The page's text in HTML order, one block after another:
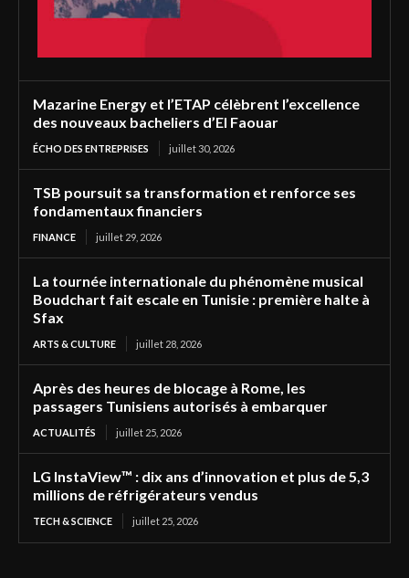
Mazarine Energy et l’ETAP célèbrent l’excellence
des nouveaux bacheliers d’El Faouar
ÉCHO DES ENTREPRISES juillet 30, 2026
TSB poursuit sa transformation et renforce ses
fondamentaux financiers
FINANCE juillet 29, 2026
La tournée internationale du phénomène musical
Boudchart fait escale en Tunisie : première halte à
Sfax
ARTS & CULTURE juillet 28, 2026
Après des heures de blocage à Rome, les
passagers Tunisiens autorisés à embarquer
ACTUALITÉS juillet 25, 2026
LG InstaView™ : dix ans d’innovation et plus de 5,3
millions de réfrigérateurs vendus
TECH & SCIENCE juillet 25, 2026